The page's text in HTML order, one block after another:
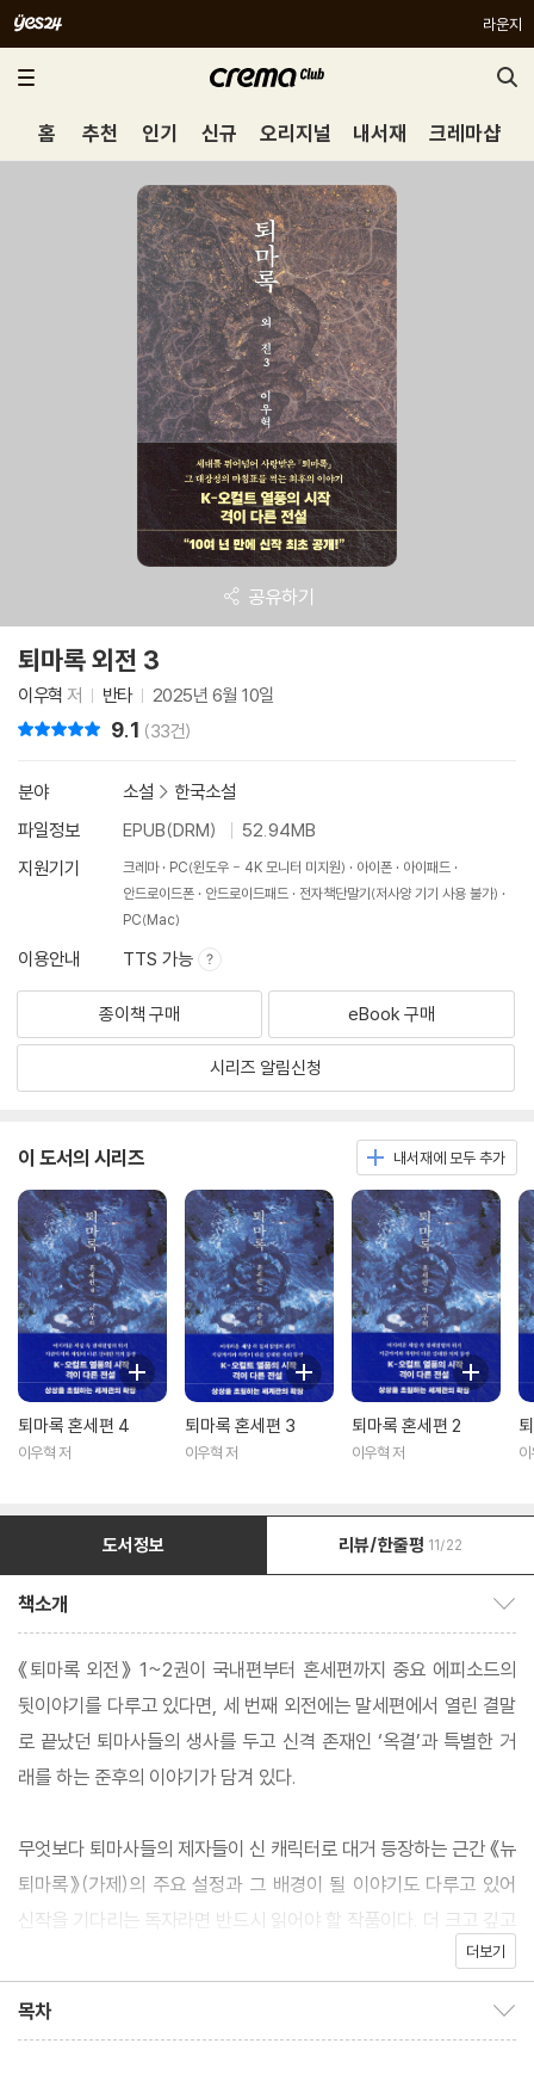
라운지
홈 추천 인기 신규 오리지널 내서재 크레마샵
공유하기
퇴마록 외전 3
이우혁 저 반타 2025년 6월 10일
9.1 (33건)
분야 소설 > 한국소설
파일정보
EPUB(DRM)
52.94MB
지원기기
크레마 PC(윈도우 - 4K 모니터 미지원) 아이폰
아이패드
안드로이드폰
안드로이드패드
전자책단말기(저사양 기기 사용 불가)
PC(Mac)
이용안내 TTS 가능
종이책 구매 eBook 구매
시리즈 알림신청
이 도서의 시리즈 내서재에 모두 추가
퇴마록 혼세편 4
이우혁 저
퇴마록 혼세편 3
이우혁 저
퇴마록 혼세편 2
이우혁 저
도서정보 리뷰/한줄평 11/22
책소개
《퇴마록 외전》 1~2권이 국내편부터 혼세편까지 중요 에피소드의
뒷이야기를 다루고 있다면, 세 번째 외전에는 말세편에서 열린 결말
로 끝났던 퇴마사들의 생사를 두고 신격 존재인 ‘옥결’과 특별한 거
래를 하는 준후의 이야기가 담겨 있다.
무엇보다 퇴마사들의 제자들이 신 캐릭터로 대거 등장하는 근간 《뉴
퇴마록》(가제)의 주요 설정과 그 배경이 될 이야기도 다루고 있어
신작을 기다리는 독자라면 반드시 읽어야 할 작품이다. 더 크고 깊고
다채로운 이야기로 돌아올 새로운 ‘퇴마록’ 시리즈, 한국 오컬트 판
더보기
목차